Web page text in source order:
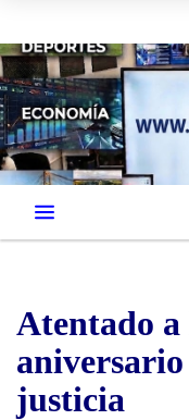
Atentado
justicia